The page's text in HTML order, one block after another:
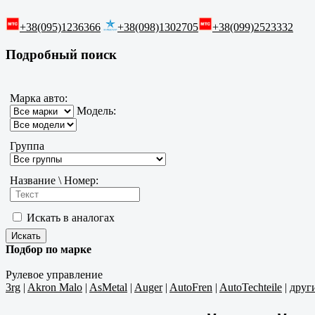
+38(095)1236366 +38(098)1302705 +38(099)2523332
Подробный поиск
Марка авто:
Модель:
Группа
Название \ Номер:
Искать в аналогах
Подбор по марке
Рулевое управление
3rg | Akron Malo | AsMetal | Auger| AutoFren | AutoTechteile |